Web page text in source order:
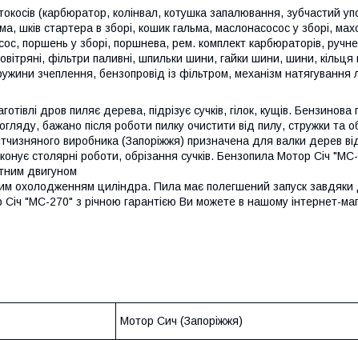
(карбюратор, колінвал, котушка запалювання, зубчастий
шків стартера в зборі, кошик гальма, маслонасосос у зборі,
поршень у зборі, поршнева, рем. комплект карбюраторів,
фільтри паливні, шпильки шини, гайки шини, шини, кільця
зчеплення, бензопровід із фільтром, механізм натягування
дров пиляє дерева, підрізує сучків, гілок, кущів.
бажано після роботи пилку очистити від пилу, стружки та
виробника (Запоріжжя) призначена для валки дерев
столярні роботи, обрізання сучків. Бензопила Мотор Січ
двигуном
охолодженням циліндра. Пила має полегшений запуск завдяки
"МС-270" з річною гарантією Ви можете в нашому інтернет-
Мотор Сич (Запоріжжя)